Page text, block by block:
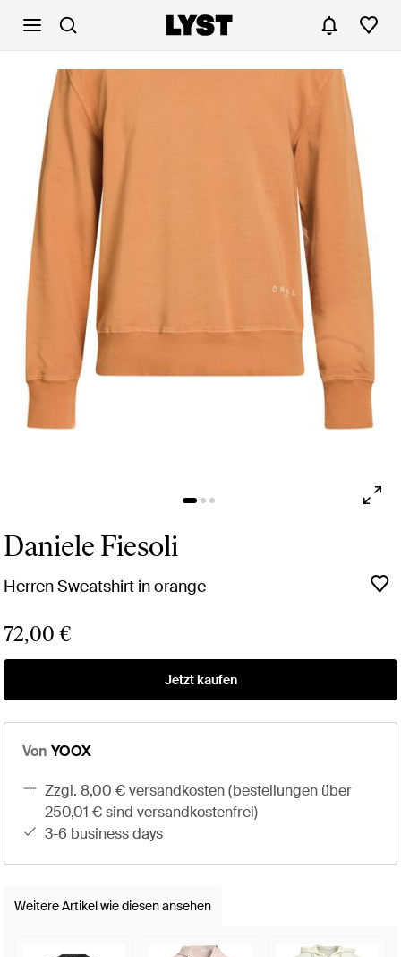
Daniele Fiesoli
Herren Sweatshirt in orange
72,00 €
Jetzt kaufen
Von YOOX
zzgl. 8,00 € versandkosten (bestellungen über
250,01 € sind versandkostenfrei)
3-6 business days
Weitere Artikel wie diesen ansehen